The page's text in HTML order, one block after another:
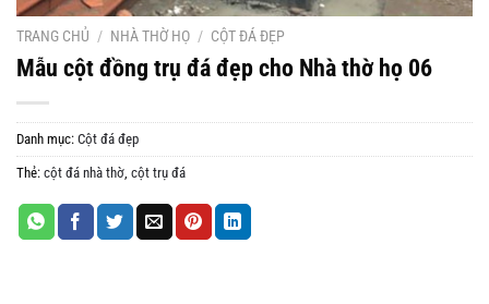
TRANG CHỦ / NHÀ THỜ HỌ / CỘT ĐÁ ĐẸP
Mẫu cột đồng trụ đá đẹp cho Nhà thờ họ 06
Danh mục: Cột đá đẹp
Thẻ: cột đá nhà thờ, cột trụ đá